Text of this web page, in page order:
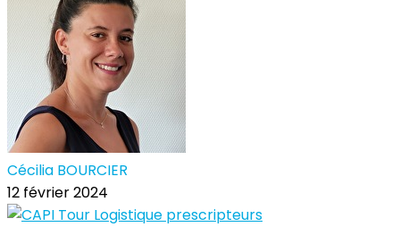
Cécilia BOURCIER
12 février 2024